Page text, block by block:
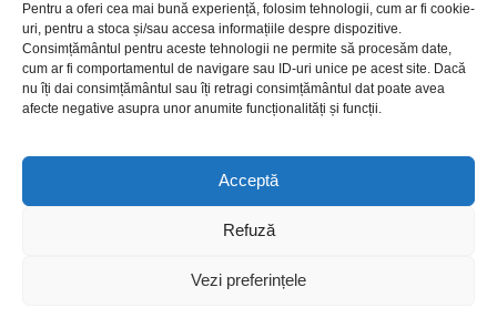
Pentru a oferi cea mai bună experiență, folosim tehnologii, cum ar fi cookie-
uri, pentru a stoca și/sau accesa informațiile despre dispozitive.
Consimțământul pentru aceste tehnologii ne permite să procesăm date,
cum ar fi comportamentul de navigare sau ID-uri unice pe acest site. Dacă
nu îți dai consimțământul sau îți retragi consimțământul dat poate avea
afecte negative asupra unor anumite funcționalități și funcții.
Acceptă
Refuză
Vezi preferințele
Contact
Politica de confidențialitate
Politică cookie-uri (UE)